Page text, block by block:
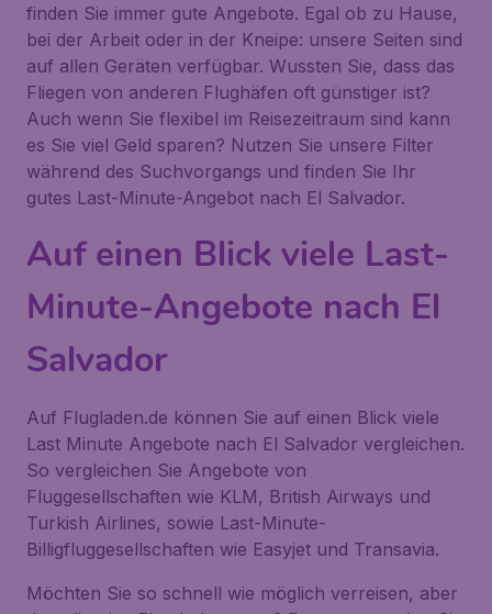
finden Sie immer gute Angebote. Egal ob zu Hause,
bei der Arbeit oder in der Kneipe: unsere Seiten sind
auf allen Geräten verfügbar. Wussten Sie, dass das
Fliegen von anderen Flughäfen oft günstiger ist?
Auch wenn Sie flexibel im Reisezeitraum sind kann
es Sie viel Geld sparen? Nutzen Sie unsere Filter
während des Suchvorgangs und finden Sie Ihr
gutes Last-Minute-Angebot nach El Salvador.
Auf einen Blick viele Last-
Minute-Angebote nach El
Salvador
Auf Flugladen.de können Sie auf einen Blick viele
Last Minute Angebote nach El Salvador vergleichen.
So vergleichen Sie Angebote von
Fluggesellschaften wie KLM, British Airways und
Turkish Airlines, sowie Last-Minute-
Billigfluggesellschaften wie Easyjet und Transavia.
Möchten Sie so schnell wie möglich verreisen, aber